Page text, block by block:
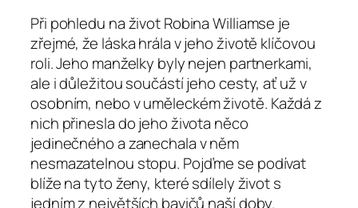
Při pohledu na život Robina Williamse je
zřejmé, že láska hrála v jeho životě klíčovou
roli. Jeho manželky byly nejen partnerkami,
ale i důležitou součástí jeho cesty, ať už v
osobním, nebo v uměleckém životě. Každá z
nich přinesla do jeho života něco
jedinečného a zanechala v něm
nesmazatelnou stopu. Pojďme se podívat
blíže na tyto ženy, které sdílely život s
jedním z největších bavičů naší doby.